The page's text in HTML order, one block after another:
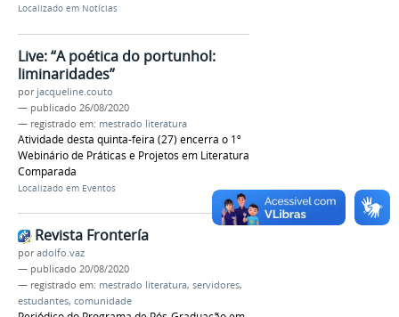
Localizado em Notícias
Live: “A poética do portunhol:
liminaridades”
por jacqueline.couto
— publicado 26/08/2020
— registrado em: mestrado literatura
Atividade desta quinta-feira (27) encerra o 1º
Webinário de Práticas e Projetos em Literatura
Comparada
Localizado em Eventos
Revista Frontería
poradolfo.vaz
— publicado 20/08/2020
— registrado em: mestrado literatura, servidores,
estudantes, comunidade